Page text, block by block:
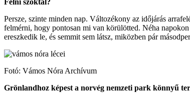
Félni szoktál?
Persze, szinte minden nap. Változékony az időjárás
felmérni, hogy pontosan mi van körülötted. Néha
ereszkedik le, és semmit sem látsz, miközben pár
Fotó: Vámos Nóra Archívum
Grönlandhoz képest a norvég nemzeti park könnyű